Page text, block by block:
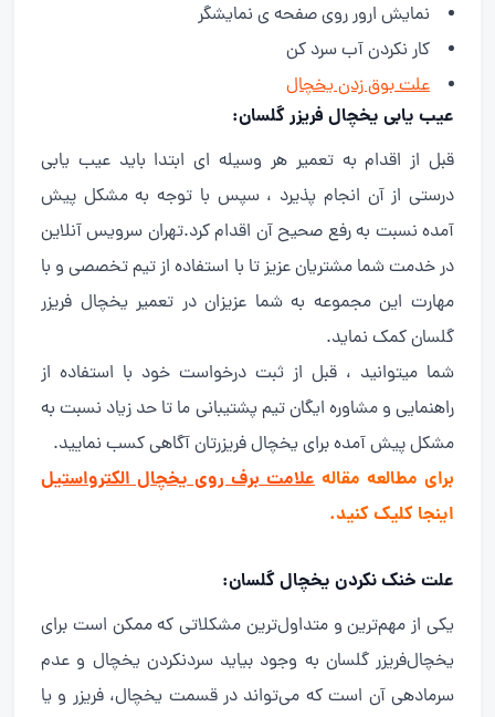
نمایش ارور روی صفحه ی نمایشگر
کار نکردن آب سرد کن
علت بوق زدن یخچال
عیب یابی یخچال فریزر گلسان:
قبل از اقدام به تعمیر هر وسیله ای ابتدا باید عیب یابی
درستی از آن انجام پذیرد ، سپس با توجه به مشکل پیش
آمده نسبت به رفع صحیح آن اقدام کرد.تهران سرویس آنلاین
در خدمت شما مشتریان عزیز تا با استفاده از تیم تخصصی و با
مهارت این مجموعه به شما عزیزان در تعمیر یخچال فریزر
گلسان کمک نماید.
شما میتوانید ، قبل از ثبت درخواست خود با استفاده از
راهنمایی و مشاوره ایگان تیم پشتیبانی ما تا حد زیاد نسبت به
مشکل پیش آمده برای یخچال فریزرتان آگاهی کسب نمایید.
برای مطالعه مقاله علامت برف روی یخچال الکترواستیل
اینجا کلیک کنید.
علت خنک نکردن یخچال گلسان:
یکی از مهم‌ترین و متداول‌ترین مشکلاتی که ممکن است برای
یخچال‌فریزر گلسان به وجود بیاید سردنکردن یخچال و عدم
سرمادهی آن است که می‌تواند در قسمت یخچال، فریزر و یا